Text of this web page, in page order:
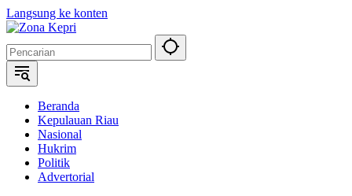
Langsung ke konten
Beranda
Kepulauan Riau
Nasional
Hukrim
Politik
Advertorial